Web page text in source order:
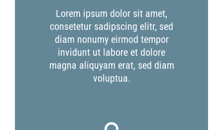
Lorem ipsum dolor sit amet,
consetetur sadipscing elitr, sed
diam nonumy eirmod tempor
invidunt ut labore et dolore
magna aliquyam erat, sed diam
voluptua.